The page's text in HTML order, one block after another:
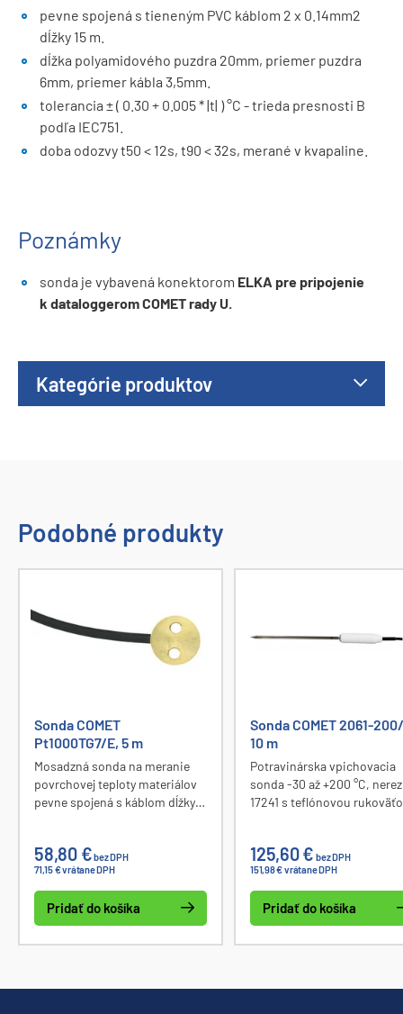
Kategórie produktov
pevne spojená s tieneným PVC káblom 2 x 0.14mm2
dĺžky 15 m.
dĺžka polyamidového puzdra 20mm, priemer puzdra
6mm, priemer kábla 3,5mm.
tolerancia ± ( 0.30 + 0.005 * |t| ) °C - trieda presnosti B
podľa IEC751.
doba odozvy t50 < 12s, t90 < 32s, merané v kvapaline.
Poznámky
sonda je vybavená konektorom ELKA pre pripojenie
k dataloggerom COMET rady U.
Podobné produkty
Sonda COMET
Pt1000TG7/E, 5 m
Mosadzná sonda na meranie
povrchovej teploty materiálov
pevne spojená s káblom dĺžky 5
Krytie IP65.
58,80 €bez DPH
71,15 € vrátane DPH
Pridať do košíka
Sonda COMET 2061-
10 m
Potravinárska vpichovacia
sonda -30 až +200 °C, nerez
17241 s teflónovou
125,60 € bez DPH
151,98 € vrátane DPH
Pridať do košíka